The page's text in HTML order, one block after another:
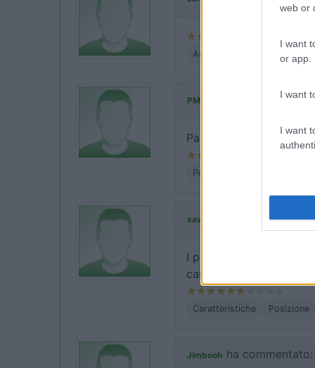
web or
I want
or app.
I want
I want
Accessibilità
PM69 ha commentato:
Parcheggio gratuito
Posizione
saval89 ha commentato:
I posti camper sono
carico nelle vicinanze.
Caratteristiche Posizione
Jimbooh ha commentato: